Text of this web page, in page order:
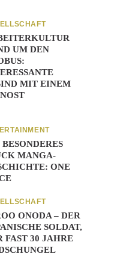
UM DEN
MIT EINEM
MANGA-
ONE
ONODA – DER
SOLDAT,
FAST 30 JAHRE